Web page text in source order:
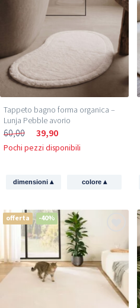
Tappeto bagno forma organica –
Lunja Pebble avorio
60,00 39,90
Pochi pezzi disponibili
dimensioni▴ colore ▴
offerta -40%